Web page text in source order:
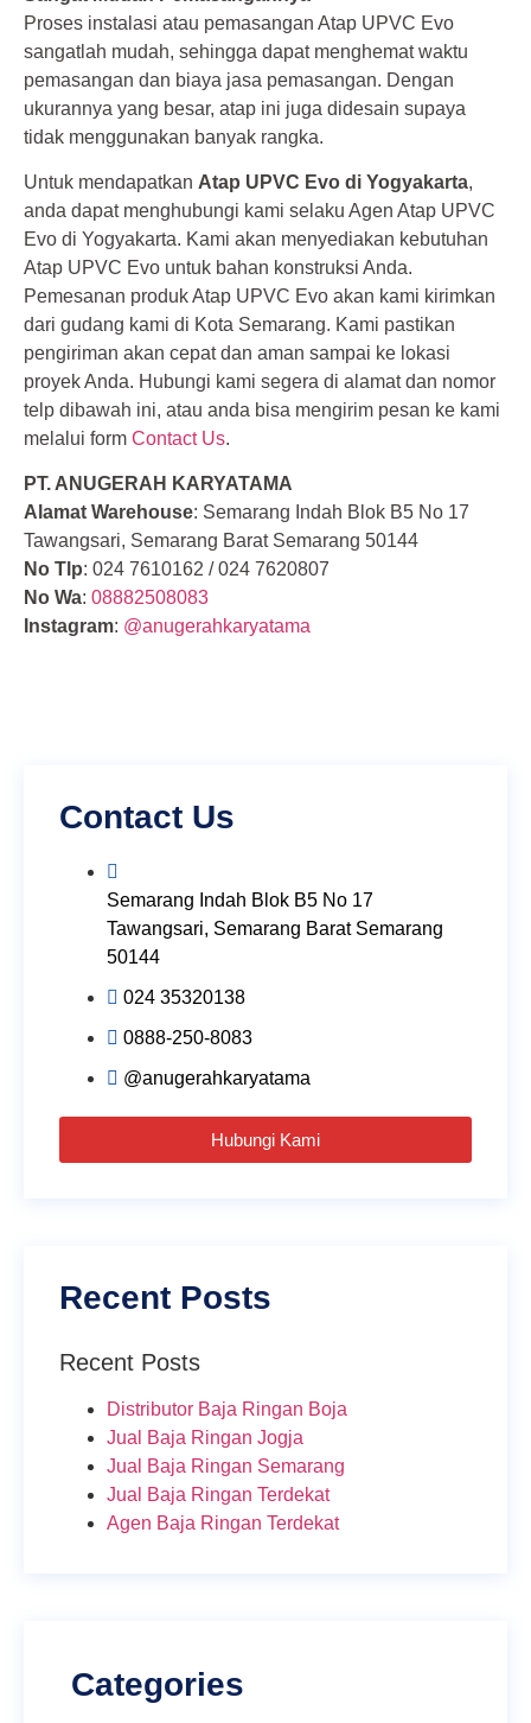
Proses instalasi atau pemasangan Atap UPVC Evo
sangatlah mudah, sehingga dapat menghemat waktu
pemasangan dan biaya jasa pemasangan. Dengan
ukurannya yang besar, atap ini juga didesain supaya
tidak menggunakan banyak rangka.
Untuk mendapatkan Atap UPVC Evo di Yogyakarta,
anda dapat menghubungi kami selaku Agen Atap UPVC
Evo di Yogyakarta. Kami akan menyediakan kebutuhan
Atap UPVC Evo untuk bahan konstruksi Anda.
Pemesanan produk Atap UPVC Evo akan kami kirimkan
dari gudang kami di Kota Semarang. Kami pastikan
pengiriman akan cepat dan aman sampai ke lokasi
proyek Anda. Hubungi kami segera di alamat dan nomor
telp dibawah ini, atau anda bisa mengirim pesan ke kami
melalui form Contact Us.
PT. ANUGERAH KARYATAMA
Alamat Warehouse: Semarang Indah Blok B5 No 17
Tawangsari, Semarang Barat Semarang 50144
No Tlp: 024 7610162 / 024 7620807
No Wa: 08882508083
Instagram: @anugerahkaryatama
Contact Us
Semarang Indah Blok B5 No 17
Tawangsari, Semarang Barat Semarang
50144
024 35320138
0888-250-8083
@anugerahkaryatama
Hubungi Kami
Recent Posts
Recent Posts
Distributor Baja Ringan Boja
Jual Baja Ringan Jogja
Jual Baja Ringan Semarang
Jual Baja Ringan Terdekat
Agen Baja Ringan Terdekat
Categories